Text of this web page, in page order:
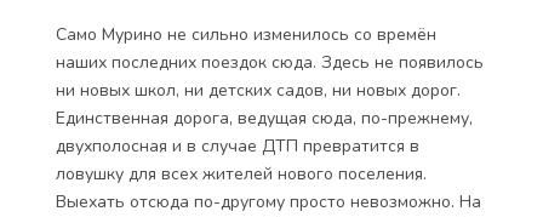
Само Мурино не сильно изменилось со времён
наших последних поездок сюда. Здесь не появилось
ни новых школ, ни детских садов, ни новых дорог.
Единственная дорога, ведущая сюда, по-прежнему,
двухполосная и в случае ДТП превратится в
ловушку для всех жителей нового поселения.
Выехать отсюда по-другому просто невозможно. На